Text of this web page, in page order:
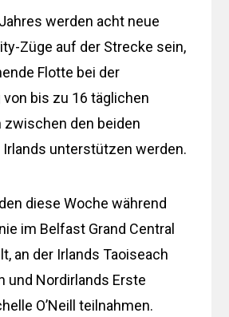
werden acht neue
Züge auf der Strecke sein,
Flotte bei der
bis zu 16 täglichen
zwischen den beiden
unterstützen werden.
diese Woche während
im Belfast Grand Central
an der Irlands Taoiseach
und Nordirlands Erste
O’Neill teilnahmen.